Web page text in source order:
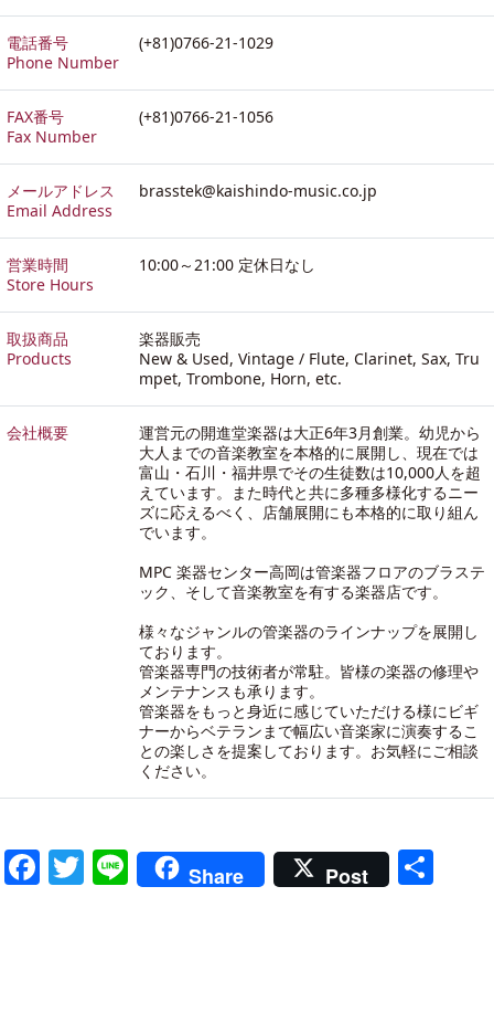
電話番号
Phone Number
(+81)0766-21-1029
FAX番号
Fax Number
(+81)0766-21-1056
メールアドレス
Email Address
brasstek@kaishindo-music.co.jp
営業時間
Store Hours
10:00～21:00 定休日なし
取扱商品
Products
楽器販売
New & Used, Vintage / Flute, Clarinet, Sax, Tru
mpet, Trombone, Horn, etc.
会社概要
運営元の開進堂楽器は大正6年3月創業。幼児から
大人までの音楽教室を本格的に展開し、現在では
富山・石川・福井県でその生徒数は10,000人を超
えています。また時代と共に多種多様化するニー
ズに応えるべく、店舗展開にも本格的に取り組ん
でいます。
MPC 楽器センター高岡は管楽器フロアのブラステ
ック、そして音楽教室を有する楽器店です。
様々なジャンルの管楽器のラインナップを展開し
ております。
管楽器専門の技術者が常駐。皆様の楽器の修理や
メンテナンスも承ります。
管楽器をもっと身近に感じていただける様にビギ
ナーからベテランまで幅広い音楽家に演奏するこ
との楽しさを提案しております。お気軽にご相談
ください。
Facebook
Twitter
LineShare Post